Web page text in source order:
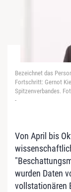
Bezeichnet das
Fortschritt: Gernot
Spitzenverbandes.
-
Von April bis
wurden Daten
vollstationären